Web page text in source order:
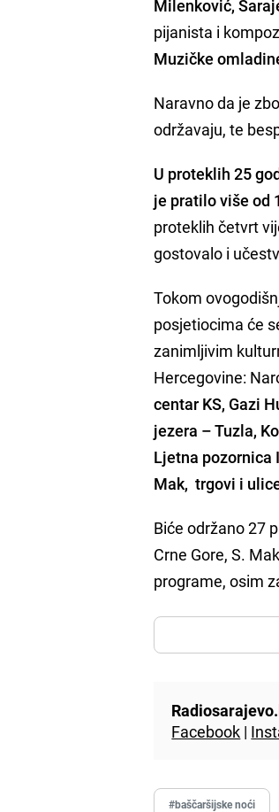
Milenković,
pijanista i
Muzičke
Naravno da je
održavaju, te
U proteklih 25
je pratilo više od
proteklih četvrt
gostovalo i
Tokom
posjetiocima će
zanimljivim
Hercegovine:
centar KS, Gazi
jezera – Tuzla,
Ljetna pozornica
Mak, trgovi i
Biće održano 27
Crne Gore, S.
programe, osim
Facebook |
#baščaršijske noći